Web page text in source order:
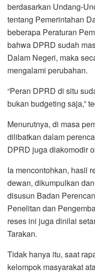
berdasarkan Undang-
tentang Pemerintahan
beberapa Peraturan
bahwa DPRD sudah
Dalam Negeri, maka
mengalami perubahan.
“Peran DPRD di situ
bukan budgeting saja,”
Menurutnya, di masa
dilibatkan dalam
DPRD juga diakomodir
Ia mencontohkan, hasil
dewan, dikumpulkan
disusun Badan
Penelitan dan
reses ini juga dinilai
Tarakan.
Tidak hanya itu, saat
kelompok masyarakat